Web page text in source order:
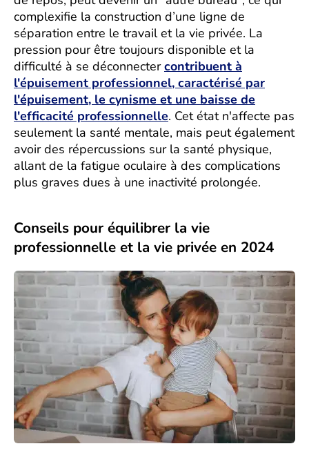
complexifie la construction d’une ligne de
séparation entre le travail et la vie privée. La
pression pour être toujours disponible et la
difficulté à se déconnectercontribuent à
l'épuisement professionnel, caractérisé par
l'épuisement, le cynisme et une baisse de
l'efficacité professionnelle. Cet état n'affecte pas
seulement la santé mentale, mais peut également
avoir des répercussions sur la santé physique,
allant de la fatigue oculaire à des complications
plus graves dues à une inactivité prolongée.
Conseils pour équilibrer la vie
professionnelle et la vie privée en 2024